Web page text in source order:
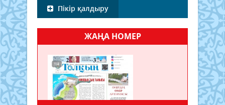
Пікір қалдыру
ЖАҢА НОМЕР